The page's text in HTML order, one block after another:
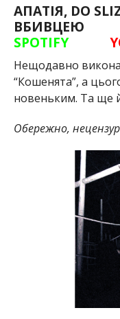
АПАТІЯ, DO
ВБИВЦЕЮ
SPOTIFY
Нещодавно
“Кошенята”, а
новеньким. Та ще й
Обережно,